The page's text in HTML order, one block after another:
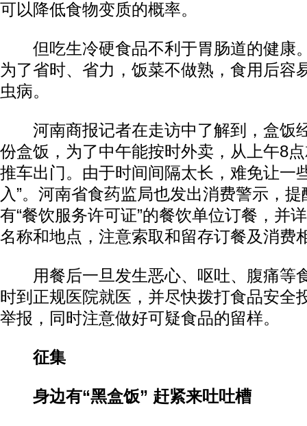
可以降低食物变质的概率。
但吃生冷硬食品不利于胃肠道的健康
为了省时、省力，饭菜不做熟，食用后容
虫病。
河南商报记者在走访中了解到，盒饭
份盒饭，为了中午能按时外卖，从上午8
推车出门。由于时间间隔太长，难免让一
入”。河南省食药监局也发出消费警示，
有“餐饮服务许可证”的餐饮单位订餐，并
名称和地点，注意索取和留存订餐及消费
用餐后一旦发生恶心、呕吐、腹痛等
时到正规医院就医，并尽快拨打食品安全
举报，同时注意做好可疑食品的留样。
征集
身边有“黑盒饭” 赶紧来吐吐槽